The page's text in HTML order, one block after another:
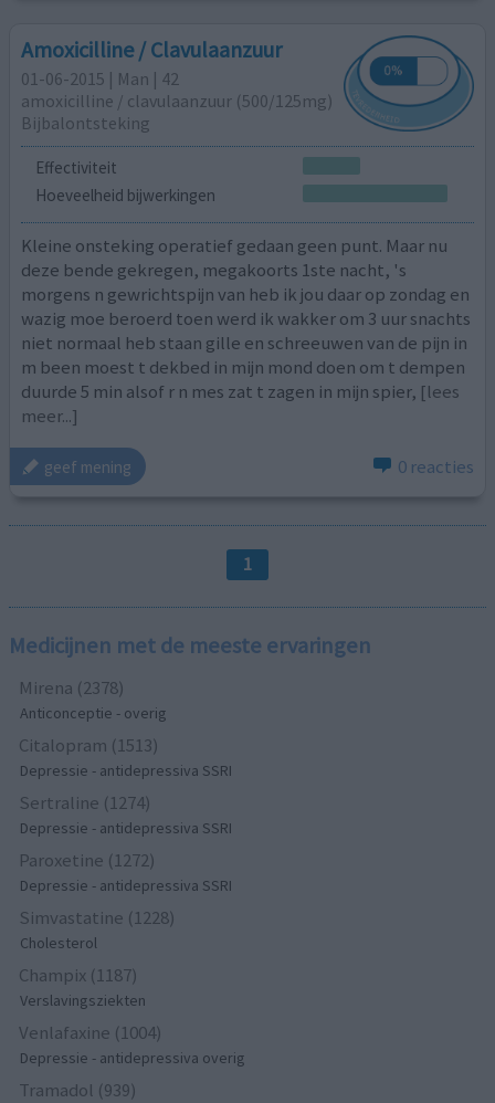
Amoxicilline / Clavulaanzuur
01-06-2015 | Man | 42
amoxicilline / clavulaanzuur (500/125mg)
Bijbalontsteking
Effectiviteit
Hoeveelheid bijwerkingen
Kleine onsteking operatief gedaan geen punt. Maar nu
deze bende gekregen, megakoorts 1ste nacht, 's
morgens n gewrichtspijn van heb ik jou daar op zondag en
wazig moe beroerd toen werd ik wakker om 3 uur snachts
niet normaal heb staan gille en schreeuwen van de pijn in
m been moest t dekbed in mijn mond doen om t dempen
duurde 5 min alsof r n mes zat t zagen in mijn spier, [lees
meer...]
geef mening 0 reacties
1
Medicijnen met de meeste ervaringen
Mirena (2378)
Anticonceptie - overig
Citalopram (1513)
Depressie - antidepressiva SSRI
Sertraline (1274)
Depressie - antidepressiva SSRI
Paroxetine (1272)
Depressie - antidepressiva SSRI
Simvastatine (1228)
Cholesterol
Champix (1187)
Verslavingsziekten
Venlafaxine (1004)
Depressie - antidepressiva overig
Tramadol (939)